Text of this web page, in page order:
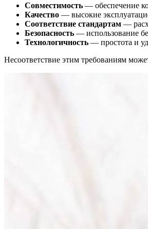
Совместимость — обеспечение
Качество — высокие
Соответствие стандартам —
Безопасность — использование
Технологичность — простота и
Несоответствие этим требованиям